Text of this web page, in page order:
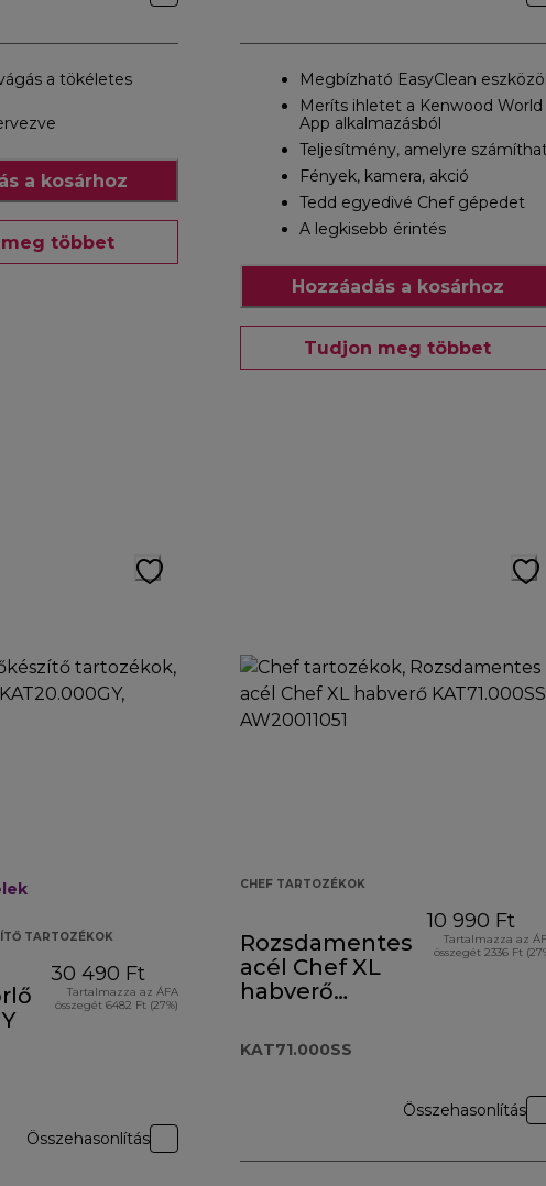
a tökéletes
a kosárhoz
többet
Megbízható EasyClean
Meríts ihletet a Kenwood World
App alkalmazásból
Teljesítmény, amelyre
Fények, kamera, akció
Tedd egyedivé Chef gépedet
A legkisebb érintés
Hozzáadás a kosárhoz
Tudjon meg többet
TARTOZÉKOK
30 490 Ft
Tartalmazza az ÁFA
összegét 6482 Ft (27%)
Összehasonlítás
CHEF TARTOZÉKOK
Rozsdamentes
acél Chef XL
habverő
KAT71.000SS
10 990 Ft
Tartalmazza az
összegét 2336 Ft
Összehasonlítás